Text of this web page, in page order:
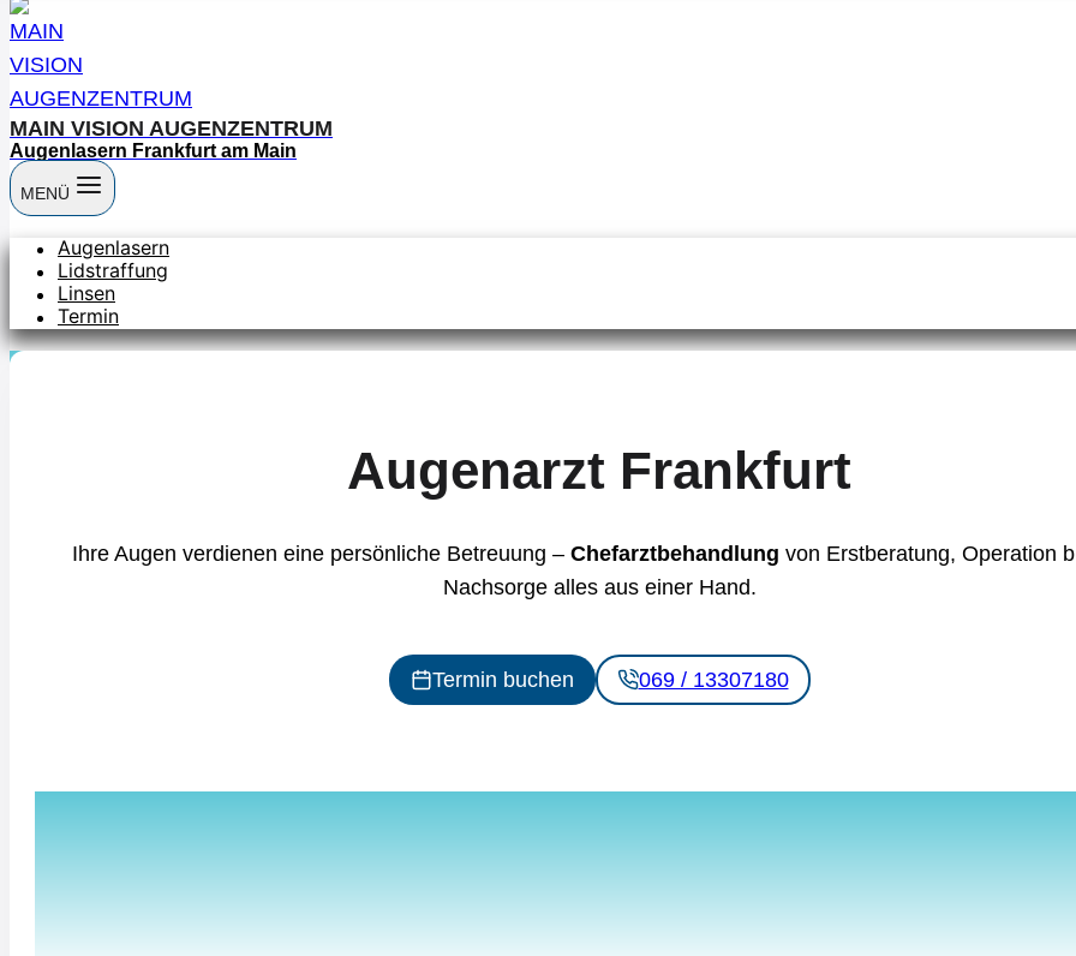
MAIN VISION AUGENZENTRUM
Augenlasern Frankfurt am Main
MENÜ
Augenlasern
Lidstraffung
Linsen
Termin
Augenarzt Frankfurt
Ihre Augen verdienen eine persönliche Betreuung – Chefarztbehandlung von Erstberatung, Operation
Nachsorge alles aus einer Hand.
Termin buchen 069 / 13307180